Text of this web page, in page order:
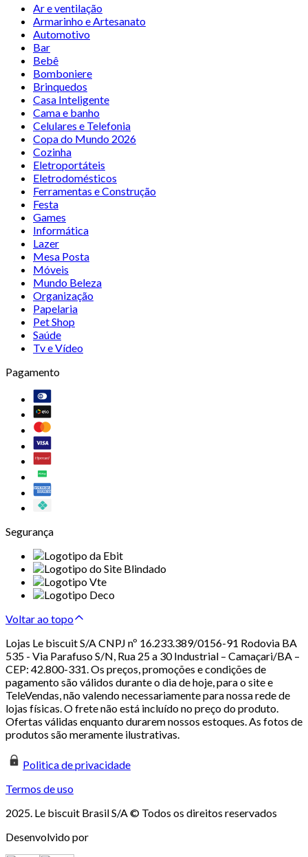
Ar e ventilação
Armarinho e Artesanato
Automotivo
Bar
Bebê
Bomboniere
Brinquedos
Casa Inteligente
Cama e banho
Celulares e Telefonia
Copa do Mundo 2026
Cozinha
Eletroportáteis
Eletrodomésticos
Ferramentas e Construção
Festa
Games
Informática
Lazer
Mesa Posta
Móveis
Mundo Beleza
Organização
Papelaria
Pet Shop
Saúde
Tv e Vídeo
Pagamento
Segurança
Voltar ao topo
Lojas Le biscuit S/A CNPJ nº 16.233.389/0156-91 Rodovia BA
535 - Via Parafuso S/N, Rua 25 a 30 Industrial – Camaçari/BA –
CEP: 42.800-331. Os preços, promoções e condições de
pagamento são válidos durante o dia de hoje, para o site e
TeleVendas, não valendo necessariamente para nossa rede de
lojas físicas. O frete não está incluído no preço do produto.
Ofertas válidas enquanto durarem nossos estoques. As fotos de
produtos são meramente ilustrativas.
Politica de privacidade
Termos de uso
2025. Le biscuit Brasil S/A © Todos os direitos reservados
Desenvolvido por